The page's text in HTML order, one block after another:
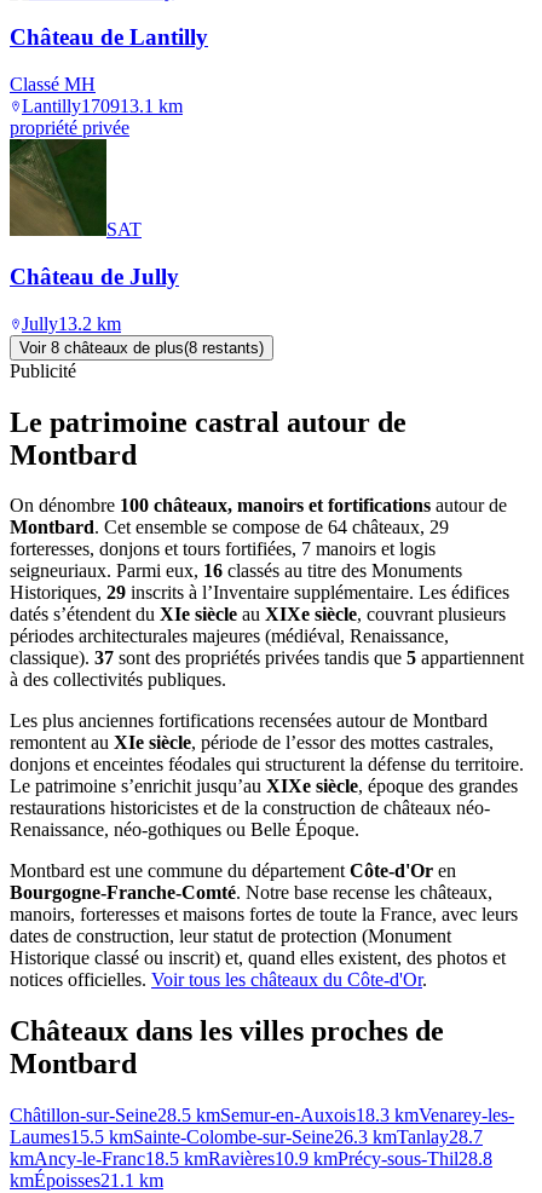
Château de Lantilly
Classé MH
Lantilly170913.1 km
propriété privée
SAT
Château de Jully
Jully13.2 km
Voir 8 châteaux de plus(8 restants)
Publicité
Le patrimoine castral autour de
Montbard
On dénombre 100 châteaux, manoirs et fortifications autour de
Montbard. Cet ensemble se compose de 64 châteaux, 29
forteresses, donjons et tours fortifiées, 7 manoirs et logis
seigneuriaux. Parmi eux, 16 classés au titre des Monuments
Historiques, 29 inscrits à l’Inventaire supplémentaire. Les édifices
datés s’étendent du XIe siècle au XIXe siècle, couvrant plusieurs
périodes architecturales majeures (médiéval, Renaissance,
classique). 37 sont des propriétés privées tandis que 5 appartiennent
à des collectivités publiques.
Les plus anciennes fortifications recensées autour de Montbard
remontent au XIe siècle, période de l’essor des mottes castrales,
donjons et enceintes féodales qui structurent la défense du territoire.
Le patrimoine s’enrichit jusqu’au XIXe siècle, époque des grandes
restaurations historicistes et de la construction de châteaux néo-
Renaissance, néo-gothiques ou Belle Époque.
Montbard est une commune du départementCôte-d'Or en
Bourgogne-Franche-Comté. Notre base recense les châteaux,
manoirs, forteresses et maisons fortes de toute la France, avec leurs
dates de construction, leur statut de protection (Monument
Historique classé ou inscrit) et, quand elles existent, des photos et
notices officielles. Voir tous les châteaux du Côte-d'Or.
Châteaux dans les villes proches de
Montbard
Châtillon-sur-Seine28.5 kmSemur-en-Auxois18.3 kmVenarey-les-
Laumes15.5 kmSainte-Colombe-sur-Seine26.3 kmTanlay28.7
kmAncy-le-Franc18.5 kmRavières10.9 kmPrécy-sous-Thil28.8
kmÉpoisses21.1 km